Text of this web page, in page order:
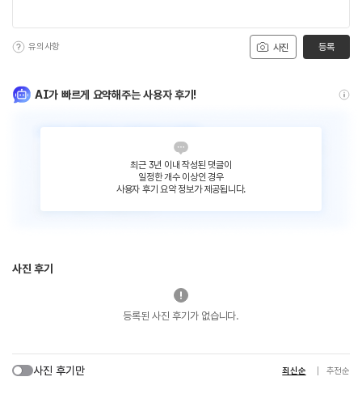
사진
유의사항 등록
AI가 빠르게 요약해주는 사용자 후기!
최근 3년 이내 작성된 댓글이
일정한 개수 이상인 경우
사용자 후기 요약 정보가 제공됩니다.
사진 후기
등록된 사진 후기가 없습니다.
사진 후기만 최신순 추천순